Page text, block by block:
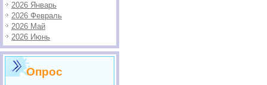
2026 Январь
2026 Февраль
2026 Май
2026 Июнь
Опрос